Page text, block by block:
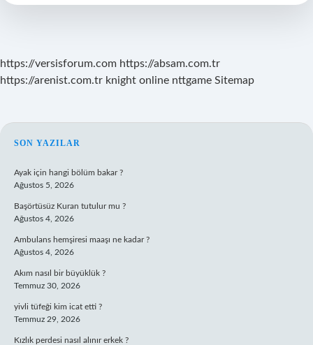
https://versisforum.com https://absam.com.tr
https://arenist.com.tr knight online nttgame Sitemap
SIDEBAR
SON YAZILAR
Ayak için hangi bölüm bakar ?
Ağustos 5, 2026
Başörtüsüz Kuran tutulur mu ?
Ağustos 4, 2026
Ambulans hemşiresi maaşı ne kadar ?
Ağustos 4, 2026
Akım nasıl bir büyüklük ?
Temmuz 30, 2026
yivli tüfeği kim icat etti ?
Temmuz 29, 2026
Kızlık perdesi nasıl alınır erkek ?